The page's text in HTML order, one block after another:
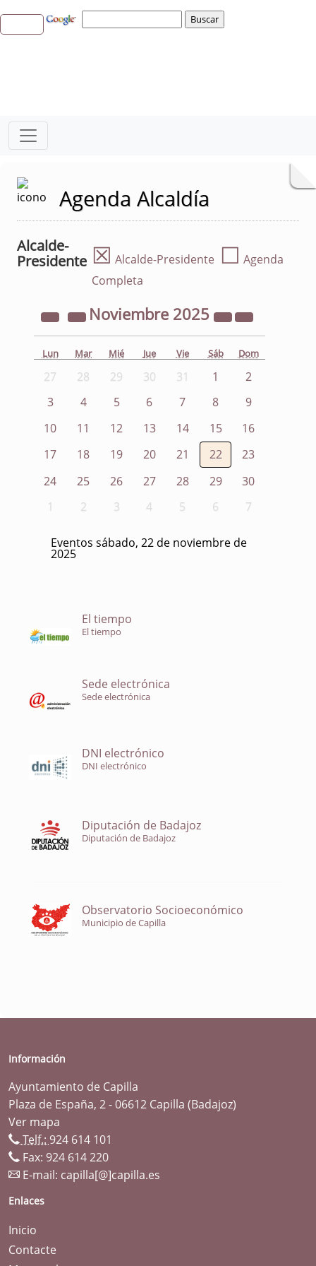
Agenda Alcaldía
Alcalde-
Presidente ☒ Alcalde-Presidente ☐ Agenda
Completa
Noviembre 2025
Lun Mar Mié Jue Vie Sáb Dom
27 28 29 30 31 1
2
3
4 5 6 7 8
9
10
11 12 13 14 15
16
17
18 19 20 21 22
23
24
25 26 27 28 29
30
1
2 3 4 5 6 7
Eventos sábado, 22 de noviembre de
2025
El tiempo
El tiempo
Sede electrónica
Sede electrónica
DNI electrónico
DNI electrónico
Diputación de Badajoz
Diputación de Badajoz
Observatorio Socioeconómico
Municipio de Capilla
Información
Ayuntamiento de Capilla
Plaza de España, 2 - 06612 Capilla (Badajoz)
Ver mapa
Telf.: 924 614 101
Fax: 924 614 220
E-mail: capilla[@]capilla.es
Enlaces
Inicio
Contacte